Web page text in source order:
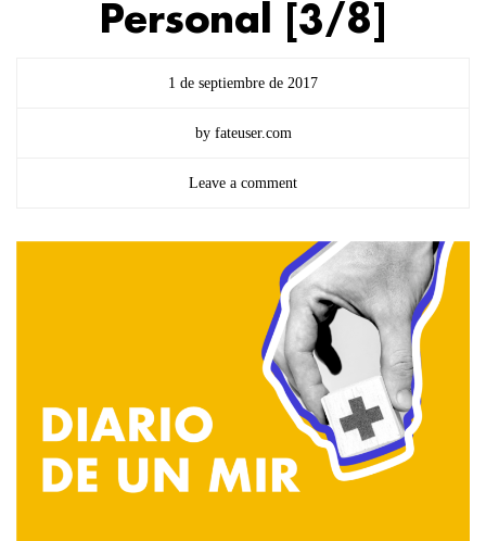
Personal [3/8]
1 de septiembre de 2017
by fateuser.com
Leave a comment